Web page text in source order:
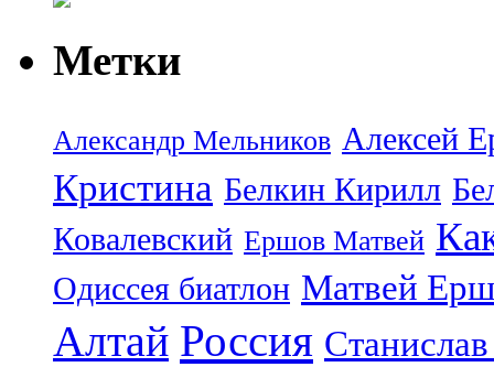
Метки
Александр Мельников Алексей
Кристина Белкин Кирилл
Ковалевский Ершов Матвей
Одиссея биатлон Матвей
Алтай Россия